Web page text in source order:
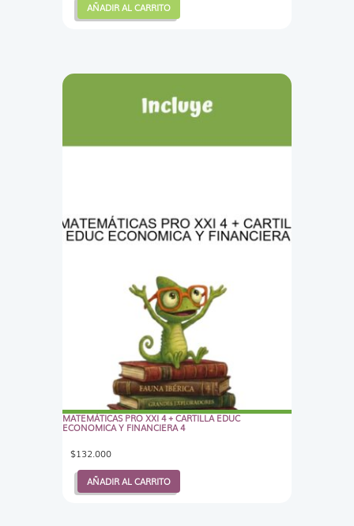
AÑADIR AL CARRITO
MATEMÁTICAS PRO XXI 4 + CARTILLA EDUC
ECONOMICA Y FINANCIERA 4
$132.000
AÑADIR AL CARRITO